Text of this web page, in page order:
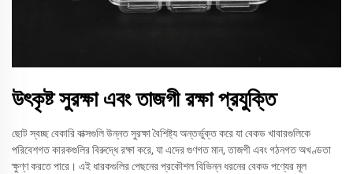
উৎকৃষ্ট সুরক্ষা এবং তাজগী রক্ষা প্রযুক্তি
ছোট স্বচ্ছ বেকারি বাক্সগুলি উন্নত সুরক্ষা বৈশিষ্ট্য অন্তর্ভুক্ত করে যা বেকড খাবারগুলিকে
পরিবেশগত কারকগুলির বিরুদ্ধে রক্ষা করে, যা এদের গুণগত মান, তাজগী এবং গঠনগত অখণ্ডতা
ক্ষুণ্ণ করতে পারে। এই ধারকগুলির পেছনের প্রকৌশল বিভিন্ন ধরনের বেকড পণ্যের মূল